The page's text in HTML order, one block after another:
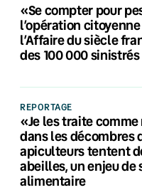
«Se compter pour
l’opération
l’Affaire du siècle
des 100 000
REPORTAGE
«Je les traite
dans les décombres
apiculteurs tentent
abeilles, un enjeu de
alimentaire